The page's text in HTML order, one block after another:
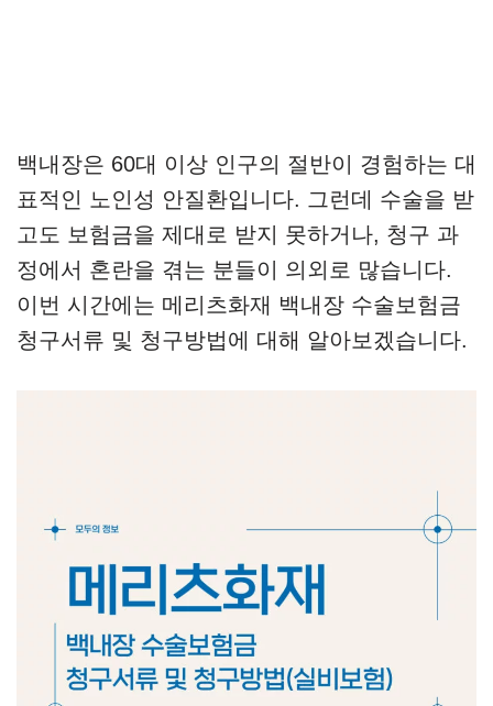
백내장은 60대 이상 인구의 절반이 경험하는 대
표적인 노인성 안질환입니다. 그런데 수술을 받
고도 보험금을 제대로 받지 못하거나, 청구 과
정에서 혼란을 겪는 분들이 의외로 많습니다.
이번 시간에는 메리츠화재 백내장 수술보험금
청구서류 및 청구방법에 대해 알아보겠습니다.